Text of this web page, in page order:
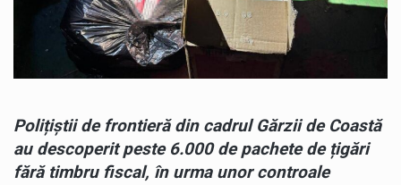
Polițiștii de frontieră din cadrul Gărzii de Coastă
au descoperit peste 6.000 de pachete de țigări
fără timbru fiscal, în urma unor controale